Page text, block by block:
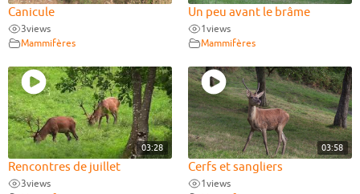
Canicule
3views
Mammifères
Un peu avant le brâme
1views
Mammifères
03:28
Rencontres de juillet
3views
03:58
Cerfs et sangliers
1views